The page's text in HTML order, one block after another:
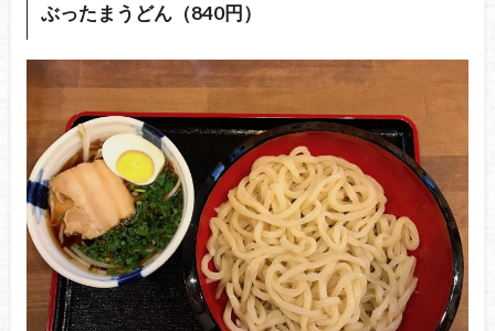
ぶったまうどん（840円）